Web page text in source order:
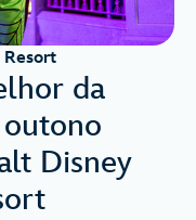
da
Disney